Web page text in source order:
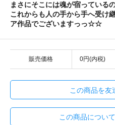
まさにそこには魂が宿っている
これからも人の手から手へ受け
ア作品でございますっっ☆☆
販売価格 0円(内税)
この商品を友
この商品につい